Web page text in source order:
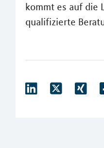
kommt es auf die
qualifizierte